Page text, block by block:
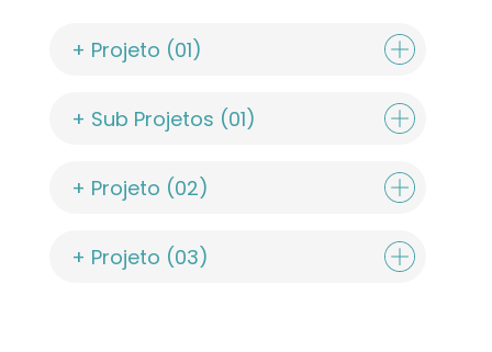
+ Projeto (01)
+ Sub Projetos (01)
+ Projeto (02)
+ Projeto (03)